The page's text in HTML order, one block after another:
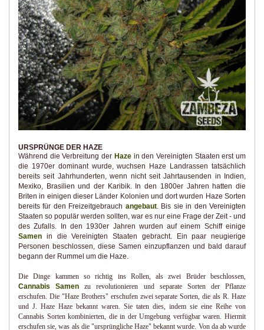
URSPRÜNGE DER HAZE
Während die Verbreitung der Hazein den Vereinigten Staaten erst um
die 1970er dominant wurde, wuchsen Haze Landrassen tatsächlich
bereits seit Jahrhunderten, wenn nicht seit Jahrtausenden in Indien,
Mexiko, Brasilien und der Karibik. In den 1800er Jahren hatten die
Briten in einigen dieser Länder Kolonien und dort wurden Haze Sorten
bereits für den Freizeitgebrauch angebaut. Bis sie in den Vereinigten
Staaten so populär werden sollten, war es nur eine Frage der Zeit - und
des Zufalls. In den 1930er Jahren wurden auf einem Schiff einige
Samen in die Vereinigten Staaten gebracht. Ein paar neugierige
Personen beschlossen, diese Samen einzupflanzen und bald darauf
begann der Rummel um die Haze.
Die Dinge kammen so richtig ins Rollen, als zwei Brüder beschlossen,
Cannabis Samen zu revolutionieren und separate Sorten der Pflanze
erschufen. Die "Haze Brothers" erschufen zwei separate Sorten, die als R. Haze
und J. Haze Haze bekannt waren. Sie taten dies, indem sie eine Reihe von
Cannabis Sorten kombinierten, die in der Umgebung verfügbar waren. Hiermit
erschufen sie, was als die "ursprüngliche Haze" bekannt wurde. Von da ab wurde